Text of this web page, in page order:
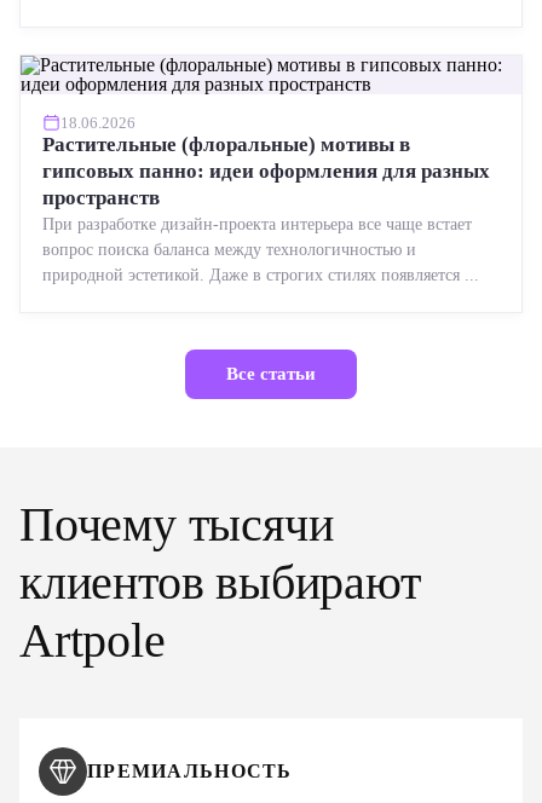
18.06.2026
Растительные (флоральные) мотивы в
гипсовых панно: идеи оформления для разных
пространств
При разработке дизайн-проекта интерьера все чаще встает
вопрос поиска баланса между технологичностью и
природной эстетикой. Даже в строгих стилях появляется ...
Все статьи
Почему тысячи
клиентов выбирают
Artpole
ПРЕМИАЛЬНОСТЬ